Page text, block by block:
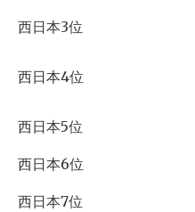
西日本3位
西日本4位
西日本5位
西日本6位
西日本7位